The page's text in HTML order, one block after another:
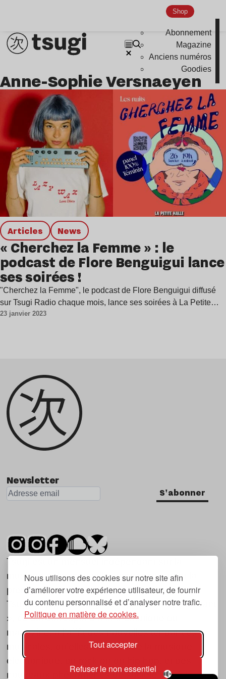
Nous utilisons des cookies sur notre site afin
d’améliorer votre expérience utilisateur, de fournir
du contenu personnalisé et d’analyser notre trafic.
Politique en matière de cookies.
Tout accepter
Refuser le non essentiel
Shop
Abonnement
Magazine
Anciens numéros
Goodies
Indie
Anne-Sophie Versnaeyen
Articles news
« Cherchez la Femme » : le
podcast de Flore Benguigui lance
ses soirées !
"Cherchez la Femme", le podcast de Flore Benguigui diffusé
sur Tsugi Radio chaque mois, lance ses soirées à La Petite…
23 janvier 2023
Newsletter
S'abonner
Tsugi est un mensuel indépendant sur la
musique et les nouvelles tendances, dont la
première parution date de 2007.
Tsugi en japonais signifie « prochain », « suivant
», ce qui correspond à la thématique du
magazine, à l’affût des nouvelles tendances
musicales, qu’elles viennent de la musique
électronique, du rock ou du hip hop, et des
nouveaux phénomènes de société liés à la